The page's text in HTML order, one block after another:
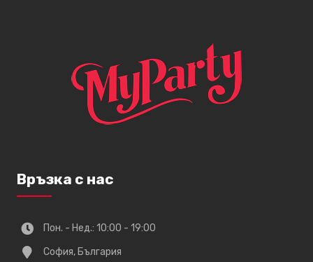
Връзка с нас
Пон. - Нед.: 10:00 - 19:00
София, България